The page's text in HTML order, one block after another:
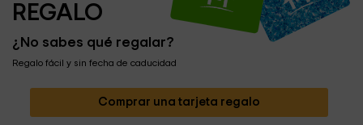
REGALO
¿No sabes qué regalar?
Regalo fácil y sin fecha de caducidad
Comprar una tarjeta regalo